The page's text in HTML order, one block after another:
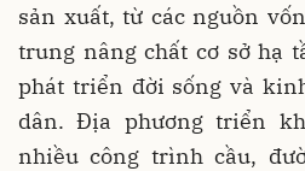
sản xuất, từ các nguồn
trung nâng chất cơ sở hạ
phát triển đời sống và
dân. Địa phương triển
nhiều công trình cầu,